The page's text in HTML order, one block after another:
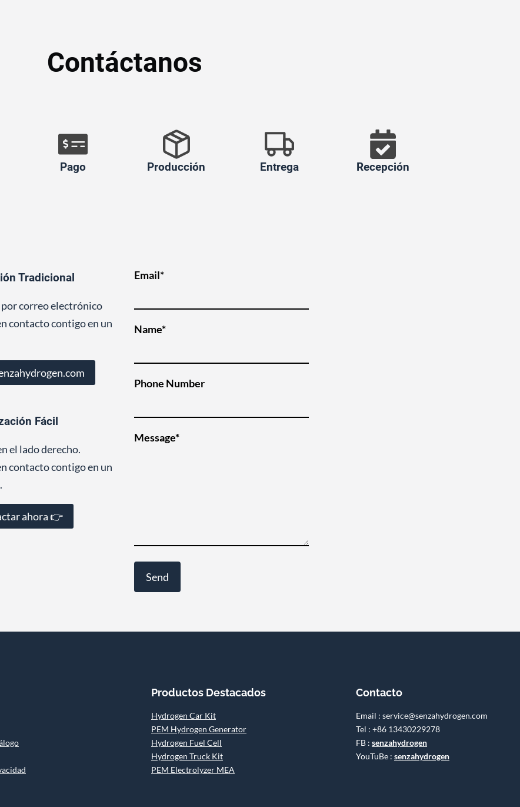
Contáctanos
Pago Producción Entrega Recepción
Tradicional
correo electrónico
contacto contigo en un
Fácil
el lado derecho.
contacto contigo en un
ahora 👉
Email*
Name*
Phone Number
Message*
Productos Destacados
Hydrogen Car Kit
PEM Hydrogen Generator
Hydrogen Fuel Cell
Hydrogen Truck Kit
PEM Electrolyzer MEA
Contacto
Email : service@senzahydrogen.com
Tel : +86 13430229278
FB : senzahydrogen
YouTuBe : senzahydrogen